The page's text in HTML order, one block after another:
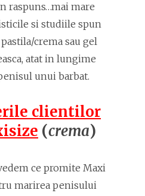
raspuns…mai mare
si studiile spun
crema sau gel
atat in lungime
unui barbat.
clientilor
(crema)
ce promite Maxi
marirea penisului